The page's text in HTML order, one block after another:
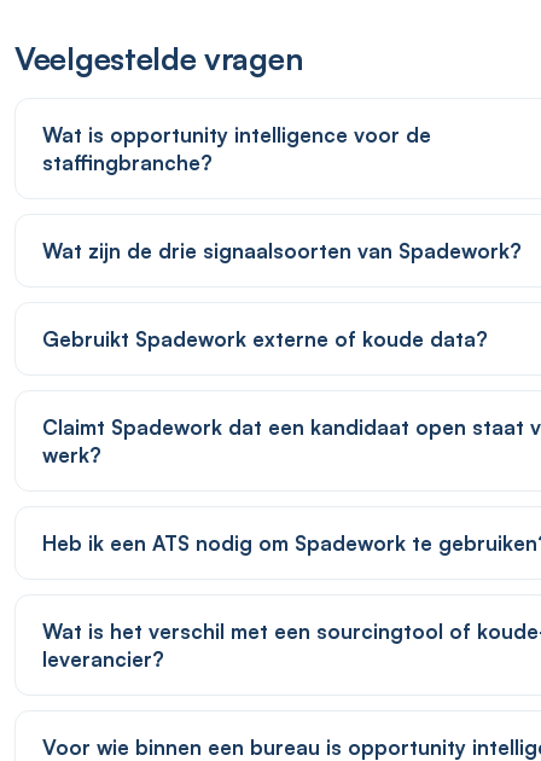
Veelgestelde vragen
Wat is opportunity intelligence voor de
staffingbranche?
Wat zijn de drie signaalsoorten van Spadework?
Gebruikt Spadework externe of koude data?
Claimt Spadework dat een kandidaat open staat
werk?
Heb ik een ATS nodig om Spadework te
Wat is het verschil met een sourcingtool of
leverancier?
Voor wie binnen een bureau is opportunity